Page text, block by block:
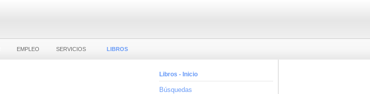
EMPLEO SERVICIOS LIBROS
Libros - Inicio
Búsquedas